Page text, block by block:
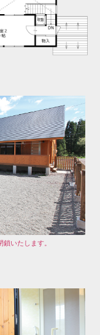
いたします。